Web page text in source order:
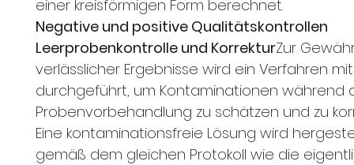
einer kreisförmigen Form berechnet.
Negative und positive Qualitätskontrollen
Leerprobenkontrolle und KorrekturZur
verlässlicher Ergebnisse wird ein Verfahren
durchgeführt, um Kontaminationen während
Probenvorbehandlung zu schätzen und zu
Eine kontaminationsfreie Lösung wird
gemäß dem gleichen Protokoll wie die